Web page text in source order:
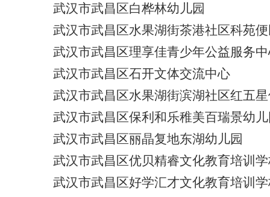
武汉市武昌区白桦林幼儿园
武汉市武昌区水果湖街茶港社区科苑
武汉市武昌区理享佳青少年公益服务
武汉市武昌区石开文体交流中心
武汉市武昌区水果湖街滨湖社区红五
武汉市武昌区保利和乐稚美百瑞景幼
武汉市武昌区丽晶复地东湖幼儿园
武汉市武昌区优贝精睿文化教育培训
武汉市武昌区好学汇才文化教育培训